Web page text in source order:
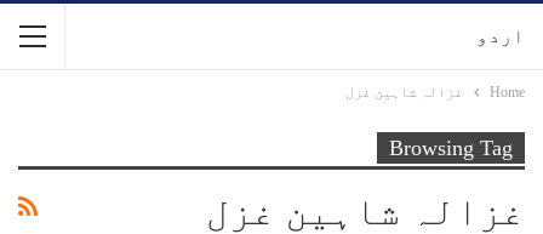
اردو
Home غزالہ شاہین غزل
Browsing Tag
غزالہ شاہین غزل